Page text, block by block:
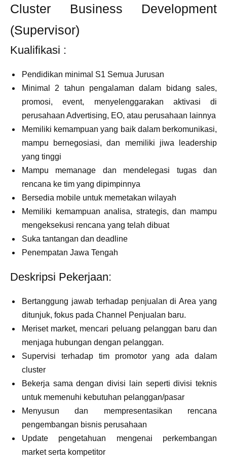
Cluster Business Development
(Supervisor)
Kualifikasi :
Pendidikan minimal S1 Semua Jurusan
Minimal 2 tahun pengalaman dalam bidang sales,
promosi, event, menyelenggarakan aktivasi di
perusahaan Advertising, EO, atau perusahaan lainnya
Memiliki kemampuan yang baik dalam berkomunikasi,
mampu bernegosiasi, dan memiliki jiwa leadership
yang tinggi
Mampu memanage dan mendelegasi tugas dan
rencana ke tim yang dipimpinnya
Bersedia mobile untuk memetakan wilayah
Memiliki kemampuan analisa, strategis, dan mampu
mengeksekusi rencana yang telah dibuat
Suka tantangan dan deadline
Penempatan Jawa Tengah
Deskripsi Pekerjaan:
Bertanggung jawab terhadap penjualan di Area yang
ditunjuk, fokus pada Channel Penjualan baru.
Meriset market, mencari peluang pelanggan baru dan
menjaga hubungan dengan pelanggan.
Supervisi terhadap tim promotor yang ada dalam
cluster
Bekerja sama dengan divisi lain seperti divisi teknis
untuk memenuhi kebutuhan pelanggan/pasar
Menyusun dan mempresentasikan rencana
pengembangan bisnis perusahaan
Update pengetahuan mengenai perkembangan
market serta kompetitor